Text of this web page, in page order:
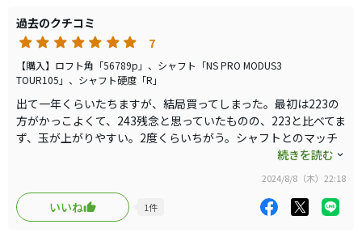
上もよくできてるとおもいます。打感もまえに比べてよく
なりましたが、芯に当たるとパチっと弾いて、玉が上がっ
ていきます。本来は軟鉄で作ったらヘッドスピードが速い
人には評価されるとおもいますが、私みたいな32*3の人に
は助かります。モーダス１０５アールめっちゃぴったりで
した。自分にあったスペックではじめてそのクラブの評価
になります。信頼する店員さんのもとじっくり考えて購入
過去のクチコミ
7
【購入】ロフト角「56789p」、シャフト「NS PRO MODUS3
TOUR105」、シャフト硬度「R」
出て一年くらいたちますが、結局買ってしまった。最初は223の
方がかっこよくて、243残念と思っていたものの、223と比べてま
ず、玉が上がりやすい。2度くらいちがう。シャフトとのマッチ
ング注意です。初速が少し速い。距離にして2*３ヤードも変わら
ないくらいですが、高さも出るのでキャリーは出やすいです。落
下角度もおおきくなりやすい。打感が少しよくなった。前の223
もよかったですが。ミズノのアイアンはある一定のダウンブロー
であつく当たるとめっちゃよい感覚になります。ヘッドの安定性
続きを読む
2024/8/8（木）22:18
いいね 1件